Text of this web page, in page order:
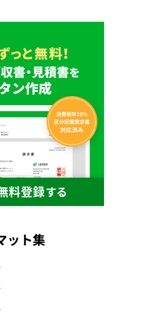
ット集